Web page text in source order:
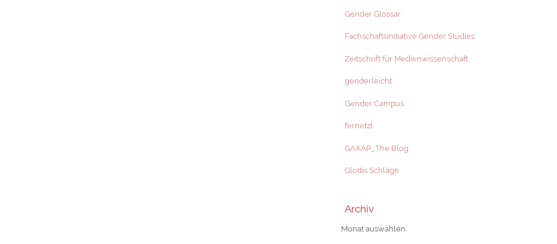
Gender Glossar
Fachschaftsinitiative Gender Studies
Zeitschrift für Medienwissenschaft
genderleicht
Gender Campus
fernetzt
GAAAP_The Blog
Glottis Schläge
Archiv
Archiv